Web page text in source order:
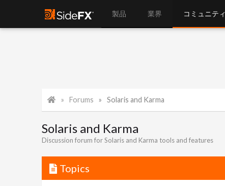
製品 業界 コミュニティ
Forums Solaris and Karma
Solaris and Karma
Discussion forum for Solaris and Karma tools and features
Topics